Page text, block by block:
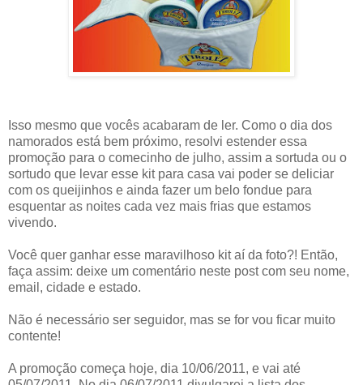
Isso mesmo que vocês acabaram de ler. Como o dia dos
namorados está bem próximo, resolvi estender essa
promoção para o comecinho de julho, assim a sortuda ou o
sortudo que levar esse kit para casa vai poder se deliciar
com os queijinhos e ainda fazer um belo fondue para
esquentar as noites cada vez mais frias que estamos
vivendo.
Você quer ganhar esse maravilhoso kit aí da foto?! Então,
faça assim: deixe um comentário neste post com seu nome,
email, cidade e estado.
Não é necessário ser seguidor, mas se for vou ficar muito
contente!
A promoção começa hoje, dia 10/06/2011, e vai até